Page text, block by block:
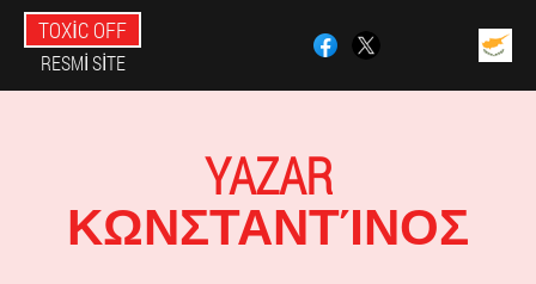
TOXIC OFF
RESMI SITE
YAZAR
ΚΩΝΣΤΑΝΤΊΝΟΣ